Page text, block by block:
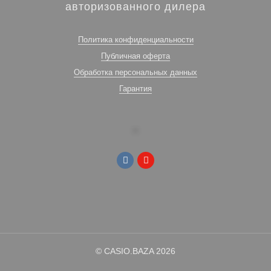
авторизованного дилера
Политика конфиденциальности
Публичная оферта
Обработка персональных данных
Гарантия
© CASIO.BAZA 2026